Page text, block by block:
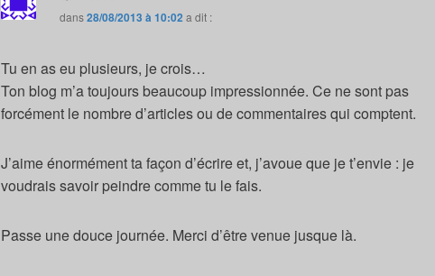
dans28/08/2013 à 10:02 a dit :
Tu en as eu plusieurs, je crois…
Ton blog m’a toujours beaucoup impressionnée. Ce ne sont pas
forcément le nombre d’articles ou de commentaires qui comptent.
J’aime énormément ta façon d’écrire et, j’avoue que je t’envie : je
voudrais savoir peindre comme tu le fais.
Passe une douce journée. Merci d’être venue jusque là.